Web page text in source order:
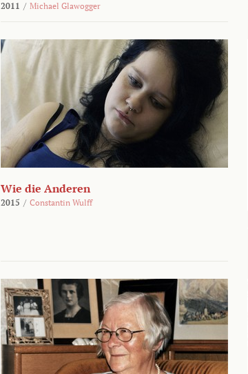
2011 / Michael Glawogger
Wie die Anderen
2015 / Constantin Wulff